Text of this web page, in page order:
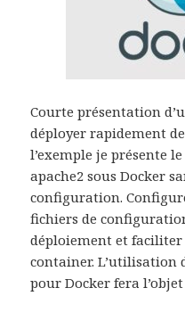
Courte présentation
déployer rapidement
l’exemple je présente
apache2 sous Docker
configuration.
fichiers de
déploiement et
container.
pour Docker fera